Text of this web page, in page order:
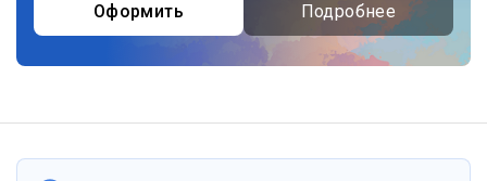
Оформить Подробнее